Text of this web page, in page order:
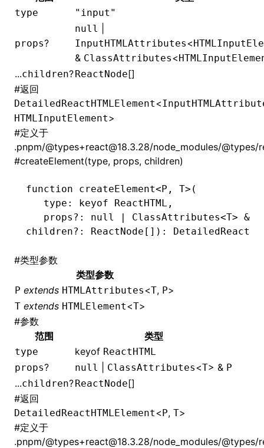
type "input"
props?
null
InputHTMLAttributes<
& ClassAttributes<
...children?ReactNode[]
#返回
DetailedReactHTMLElement<
HTMLInputElement>
#定义于
.pnpm/@types+react@18.3.28/node_modules/
#createElement(type, props, children)
function createElement<P , T>(
   type
: keyof ReactHTML ,
   props
?: null | ClassAttributes<T> &
children?: ReactNode []) :
#类型参数
类型参数
P extends HTMLAttributes<T, P>
T extends HTMLElement<T>
#参数
范围
类型
type keyof ReactHTML
props? null ClassAttributes<T> & P
...children?ReactNode[]
#返回
DetailedReactHTMLElement<P, T>
#定义于
.pnpm/@types+react@18.3.28/node_modules/